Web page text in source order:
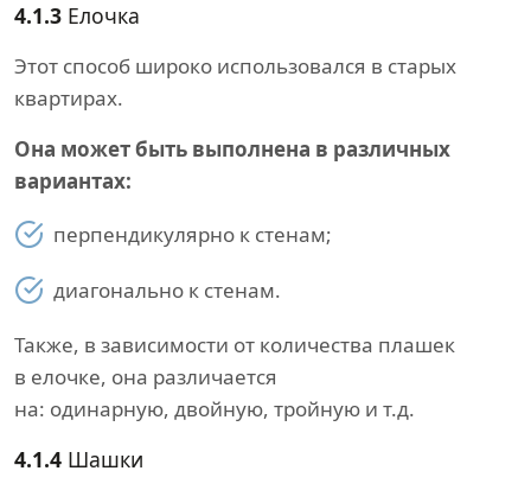
4.1.3 Елочка
Этот способ широко использовался в старых
квартирах.
Она может быть выполнена в различных
вариантах:
перпендикулярно к стенам;
диагонально к стенам.
Также, в зависимости от количества плашек
в елочке, она различается
на: одинарную, двойную, тройную и т.д.
4.1.4 Шашки